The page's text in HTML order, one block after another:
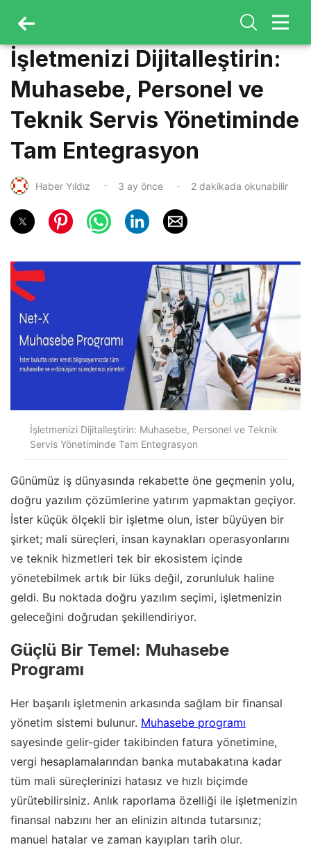
İşletmenizi Dijitalleştirin:
Muhasebe, Personel ve
Teknik Servis Yönetiminde
Tam Entegrasyon
Haber Yıldız 3 ay önce 2 dakikada okunabilir
İşletmenizi Dijitalleştirin: Muhasebe, Personel ve Teknik
Servis Yönetiminde Tam Entegrasyon
Günümüz iş dünyasında rekabette öne geçmenin yolu,
doğru yazılım çözümlerine yatırım yapmaktan geçiyor.
İster küçük ölçekli bir işletme olun, ister büyüyen bir
şirket; mali süreçleri, insan kaynakları operasyonlarını
ve teknik hizmetleri tek bir ekosistem içinde
yönetebilmek artık bir lüks değil, zorunluluk haline
geldi. Bu noktada doğru yazılım seçimi, işletmenizin
geleceğini doğrudan şekillendiriyor.
Güçlü Bir Temel: Muhasebe
Programı
Her başarılı işletmenin arkasında sağlam bir finansal
yönetim sistemi bulunur. Muhasebe programı
sayesinde gelir-gider takibinden fatura yönetimine,
vergi hesaplamalarından banka mutabakatına kadar
tüm mali süreçlerinizi hatasız ve hızlı biçimde
yürütebilirsiniz. Anlık raporlama özelliği ile işletmenizin
finansal nabzını her an elinizin altında tutarsınız;
manuel hatalar ve zaman kayıpları tarih olur.